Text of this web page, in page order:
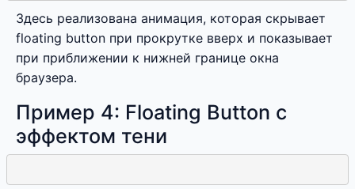
Здесь реализована анимация, которая скрывает
floating button при прокрутке вверх и показывает
при приближении к нижней границе окна
браузера.
Пример 4: Floating Button с
эффектом тени